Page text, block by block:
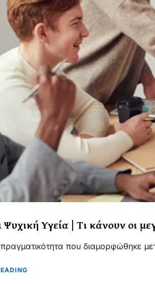
Ψυχική Υγεία | Τι κάνουν οι
που διαμορφώθηκε